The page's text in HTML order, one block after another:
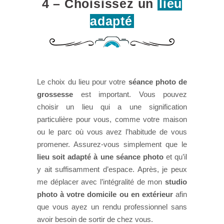
4 – Choisissez un
lieu
adapté
Le choix du lieu pour votre séance photo de
grossesse est important. Vous pouvez
choisir un lieu qui a une signification
particulière pour vous, comme votre maison
ou le parc où vous avez l’habitude de vous
promener. Assurez-vous simplement que le
lieu soit adapté à une séance photoet qu’il
y ait suffisamment d’espace. Après, je peux
me déplacer avec l’intégralité de mon studio
photo à votre domicile ou en extérieurafin
que vous ayez un rendu professionnel sans
avoir besoin de sortir de chez vous.